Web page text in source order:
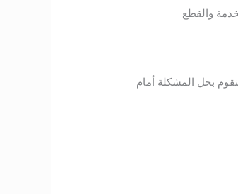
والقطع
بحل المشكلة أمام